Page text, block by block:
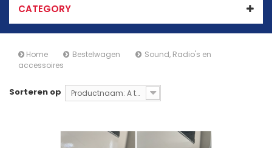
CATEGORY
Home Bestelwagen
Sound, Radio's en
accessoires
Sorteren op Productnaam: A tot Z